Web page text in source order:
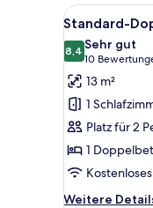
Alle
Fotos
für
Standard-
Doppel-
oder
-
Balkon
anzeigen
5
Standard-
8,48,4 von 10
Sehr gut
10
(10
13 m²
1
Platz für 2
1
Weitere
Weitere